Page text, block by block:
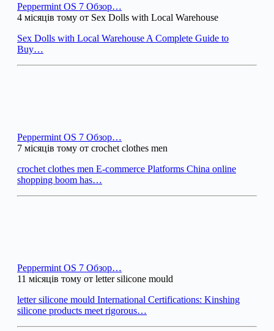
Peppermint OS 7 Обзор…
4 місяців тому от Sex Dolls with Local Warehouse
Sex Dolls with Local Warehouse A Complete Guide to
Buy…
Peppermint OS 7 Обзор…
7 місяців тому от crochet clothes men
crochet clothes men E-commerce Platforms China online
shopping boom has…
Peppermint OS 7 Обзор…
11 місяців тому от letter silicone mould
letter silicone mould International Certifications: Kinshing
silicone products meet rigorous…